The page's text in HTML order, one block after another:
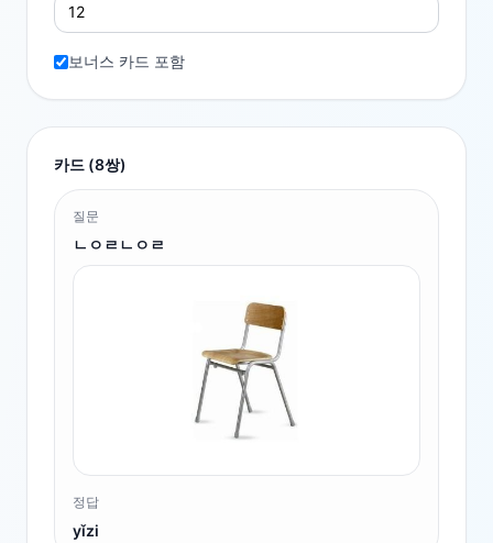
보너스 카드 포함
카드 (8쌍)
질문
ㄴㅇㄹㄴㅇㄹ
정답
yǐzi